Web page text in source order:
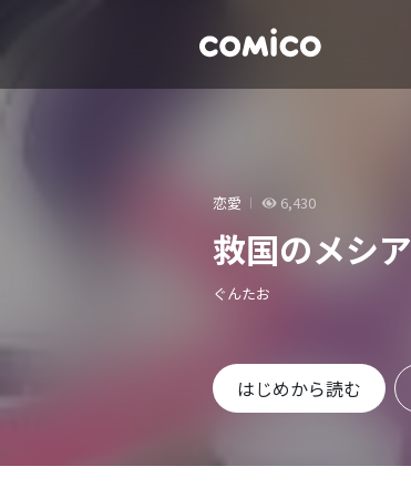
恋愛 6,430
救国のメシア
ぐんたお
はじめから読む